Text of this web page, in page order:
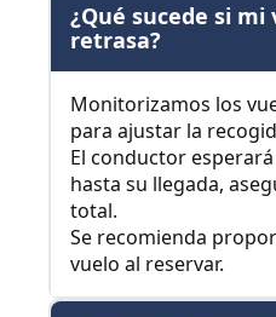
¿Qué sucede si mi
retrasa?
Monitorizamos los
para ajustar la
El conductor
hasta su llegada,
total.
Se recomienda
vuelo al reservar.